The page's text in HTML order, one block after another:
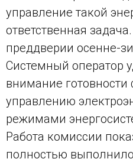
управление такой
ответственная
преддверии осенне-
Системный оператор
внимание
управлению
режимами
Работа комиссии
полностью